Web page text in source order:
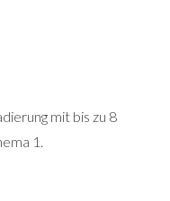
mit bis zu 8
1.